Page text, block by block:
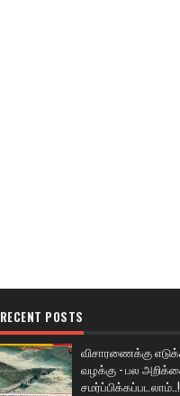
RECENT POSTS
விசாரணைக்கு
வழக்கு - பல
சமர்ப்பிக்கப்படலாம்..!